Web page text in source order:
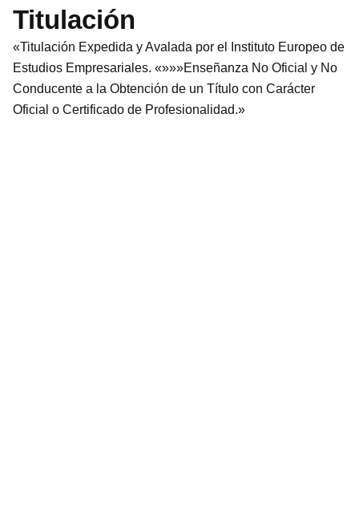
Titulación
«Titulación Expedida y Avalada por el Instituto Europeo de
Estudios Empresariales. «»»»Enseñanza No Oficial y No
Conducente a la Obtención de un Título con Carácter
Oficial o Certificado de Profesionalidad.»